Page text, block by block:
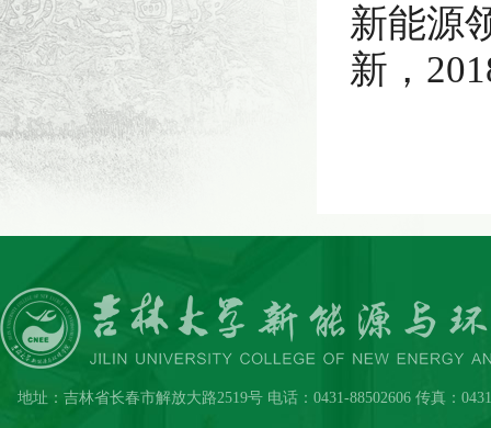
新能源
新，
地址：吉林省长春市解放大路2519号 电话：0431-88502606 传真：